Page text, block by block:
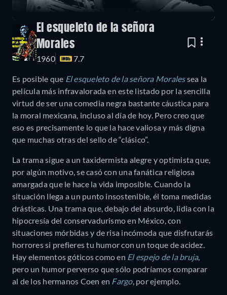
El esqueleto de la señora
Morales
1960 7.7
Es posible que El esqueleto de la señora Moralessea la
película más infravalorada en este listado por la sencilla
virtud de ser una comedia negra bastante cáustica para
la moral mexicana, incluso al día de hoy. Pero creo que
eso es precisamente lo que la hace valiosa y más digna
que muchas otras del sello de “clásico”.
La trama sigue a un taxidermista alegre y optimista que,
por algún motivo, se casó con una fanática religiosa
amargada que le hace la vida imposible. Cuando la
situación llega a un punto insostenible, él toma medidas
drásticas. Una trama que, debajo del absurdo, lidia con la
hipocresía del conservadurismo en México, con
situaciones mórbidas y de risa incómoda que disfrutarás
horrores si prefieres tu humor con un toque de acidez.
Hay elementos góticos como en El espejo de la bruja,
pero un humor perverso que sólo podríamos comparar
al de los hermanos Coen en Fargo, por ejemplo.